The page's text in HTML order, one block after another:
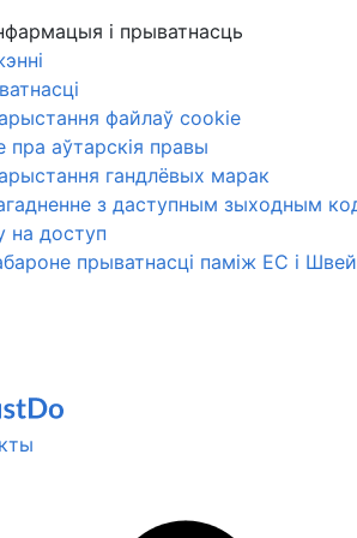
і прыватнасць
файлаў cookie
пра аўтарскія правы
гандлёвых марак
з даступным зыходным
на доступ
прыватнасці паміж ЕС і